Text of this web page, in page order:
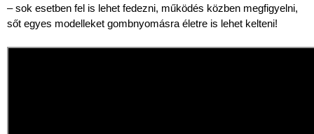
– sok esetben fel is lehet fedezni, működés közben megfigyelni,
sőt egyes modelleket gombnyomásra életre is lehet kelteni!